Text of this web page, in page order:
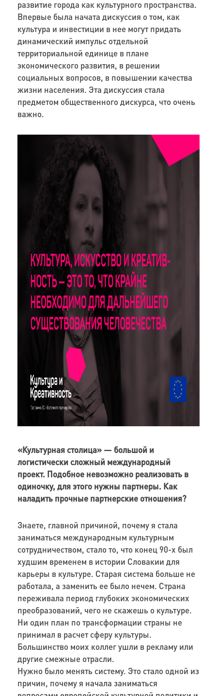
развитие города как культурного пространства.
Впервые была начата дискуссия о том, как
культура и инвестиции в нее могут придать
динамический импульс отдельной
территориальной единице в плане
экономического развития, в решении
социальных вопросов, в повышении качества
жизни населения. Эта дискуссия стала
предметом общественного дискурса, что очень
важно.
«Культурная столица» — большой и
логистически сложный международный
проект. Подобное невозможно реализовать в
одиночку, для этого нужны партнеры. Как
наладить прочные партнерские отношения?
Знаете, главной причиной, почему я стала
заниматься международным культурным
сотрудничеством, стало то, что конец 90-х был
худшим временем в истории Словакии для
карьеры в культуре. Старая система больше не
работала, а заменить ее было нечем. Страна
переживала период глубоких экономических
преобразований, чего не скажешь о культуре.
Ни один план по трансформации страны не
принимал в расчет сферу культуры.
Большинство моих коллег ушли в рекламу или
другие смежные отрасли.
Нужно было менять систему. Это стало одной из
причин, почему я начала заниматься